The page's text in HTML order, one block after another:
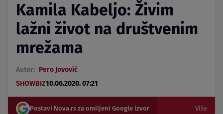
Kamila Kabeljo: Živim
lažni život na društvenim
mrežama
Autor: Pero Jovović
SHOWBIZ10.06.2020. 07:21
Postavi Nova.rs za omiljeni Google izvor Više